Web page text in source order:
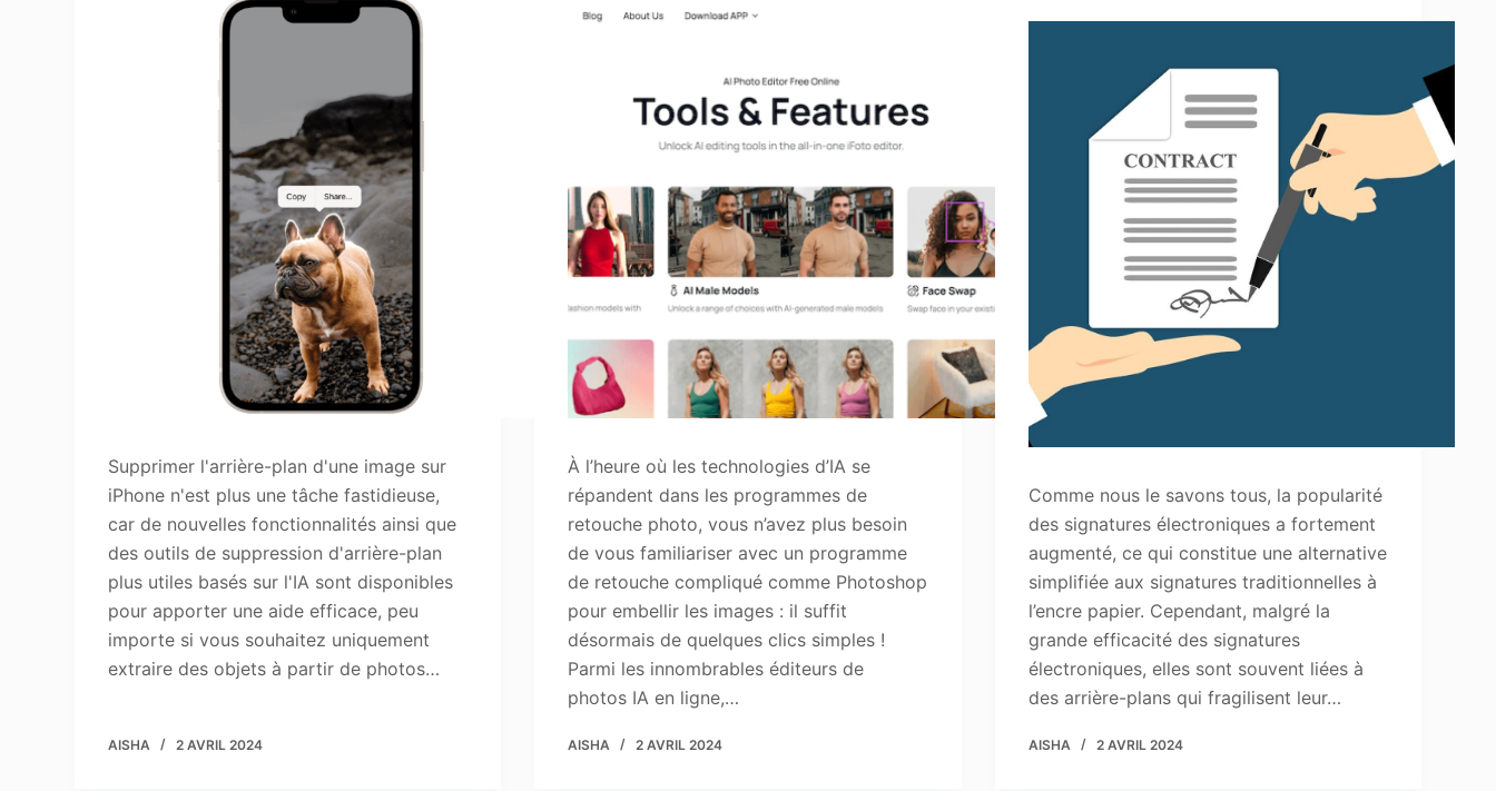
Supprimer l'arrière-plan d'une image sur
iPhone n'est plus une tâche fastidieuse,
car de nouvelles fonctionnalités ainsi que
des outils de suppression d'arrière-plan
plus utiles basés sur l'IA sont disponibles
pour apporter une aide efficace, peu
importe si vous souhaitez uniquement
extraire des objets à partir de photos…
AISHA 2 AVRIL 2024
À l’heure où les technologies d’IA se
répandent dans les programmes de
retouche photo, vous n’avez plus besoin
de vous familiariser avec un programme
de retouche compliqué comme Photoshop
pour embellir les images : il suffit
désormais de quelques clics simples !
Parmi les innombrables éditeurs de
photos IA en ligne,…
AISHA 2 AVRIL 2024
Comme nous le savons tous, la popularité
des signatures électroniques a fortement
augmenté, ce qui constitue une alternative
simplifiée aux signatures traditionnelles à
l’encre papier. Cependant, malgré la
grande efficacité des signatures
électroniques, elles sont souvent liées à
des arrière-plans qui fragilisent leur…
AISHA 2 AVRIL 2024